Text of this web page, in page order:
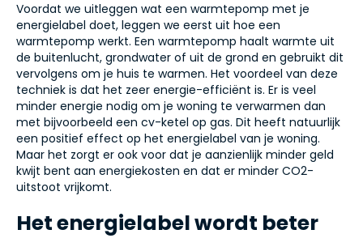
Voordat we uitleggen wat een warmtepomp met je
energielabel doet, leggen we eerst uit hoe een
warmtepomp werkt. Een warmtepomp haalt warmte uit
de buitenlucht, grondwater of uit de grond en gebruikt dit
vervolgens om je huis te warmen. Het voordeel van deze
techniek is dat het zeer energie-efficiënt is. Er is veel
minder energie nodig om je woning te verwarmen dan
met bijvoorbeeld een cv-ketel op gas. Dit heeft natuurlijk
een positief effect op het energielabel van je woning.
Maar het zorgt er ook voor dat je aanzienlijk minder geld
kwijt bent aan energiekosten en dat er minder CO2-
uitstoot vrijkomt.
Het energielabel wordt beter